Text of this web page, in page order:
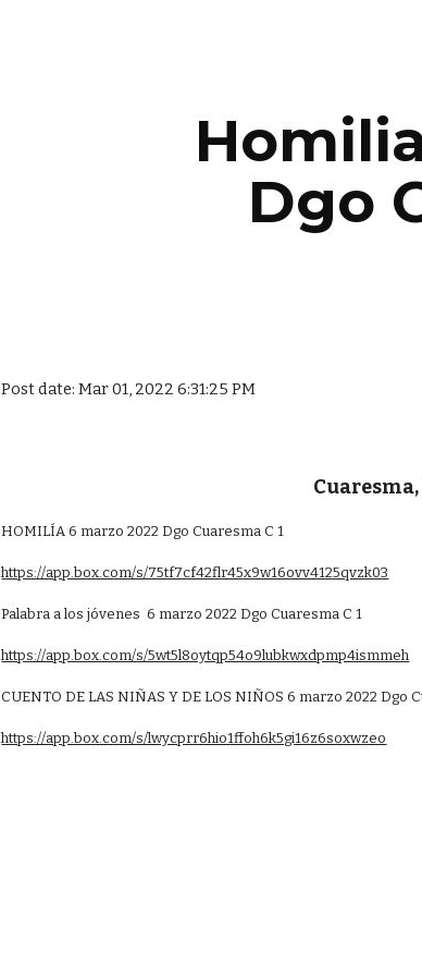
Dgo
Post date: Mar 01, 2022 6:31:25 PM
HOMILÍA 6 marzo 2022 Dgo Cuaresma C 1
https://app.box.com/s/75tf7cf42flr45x9w16ovv4125qvzk03
Palabra a los jóvenes 6 marzo 2022 Dgo Cuaresma C 1
https://app.box.com/s/5wt5l8oytqp54o9lubkwxdpmp4ismmeh
CUENTO DE LAS NIÑAS Y DE LOS NIÑOS 6 marzo 2022 Dgo
https://app.box.com/s/lwycprr6hio1ffoh6k5gi16z6soxwzeo